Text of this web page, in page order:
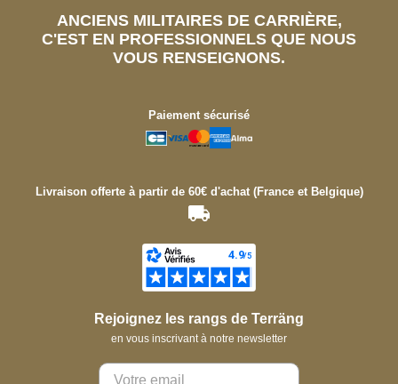
ANCIENS MILITAIRES DE CARRIÈRE,
C'EST EN PROFESSIONNELS QUE NOUS
VOUS RENSEIGNONS.
Paiement sécurisé
Livraison offerte à partir de 60€ d'achat (France et Belgique)
Rejoignez les rangs de Terräng
en vous inscrivant à notre newsletter